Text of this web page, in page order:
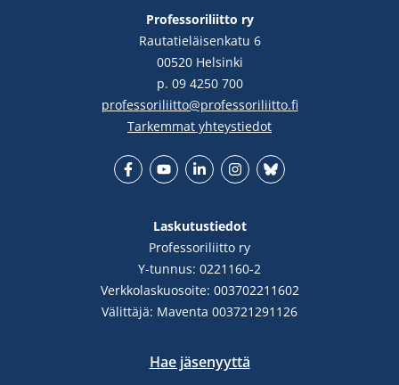
Professoriliitto ry
Rautatieläisenkatu 6
00520 Helsinki
p. 09 4250 700
professoriliitto@professoriliitto.fi
Tarkemmat yhteystiedot
Laskutustiedot
Professoriliitto ry
Y-tunnus: 0221160-2
Verkkolaskuosoite: 003702211602
Välittäjä: Maventa 003721291126
Hae jäsenyyttä